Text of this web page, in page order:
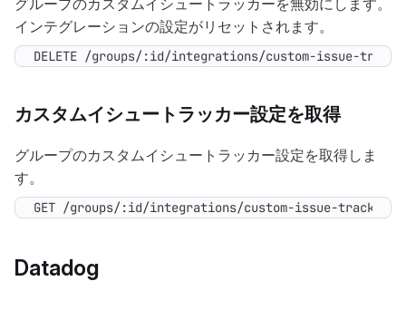
グループのカスタムイシュートラッカーを無効にします。
インテグレーションの設定がリセットされます。
DELETE /groups/:id/integrations/custom-issue-
カスタムイシュートラッカー設定を取得
グループのカスタムイシュートラッカー設定を取得しま
す。
GET /groups/:id/integrations/custom-issue-tracker
Datadog